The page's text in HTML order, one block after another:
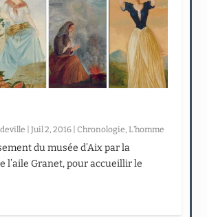
|Juil 2, 2016 |Chronologie,L’homme
du musée d’Aix par la
l’aile Granet, pour accueillir le